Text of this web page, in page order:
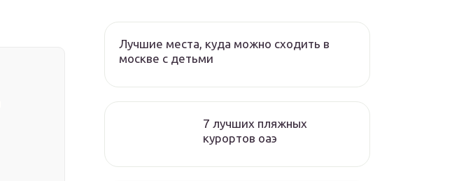
Лучшие места, куда можно сходить в
москве с детьми
7 лучших пляжных
курортов оаэ